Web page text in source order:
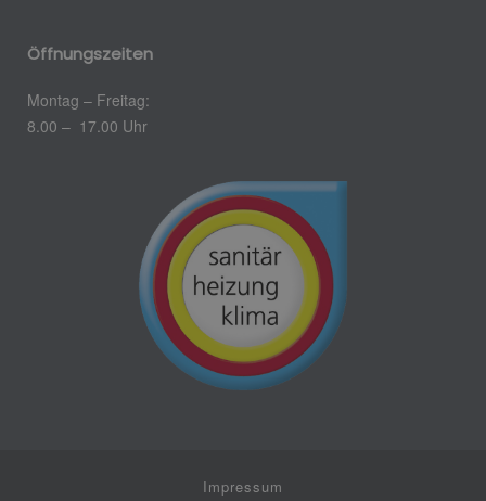
Öffnungszeiten
Montag – Freitag:
8.00 – 17.00 Uhr
Impressum